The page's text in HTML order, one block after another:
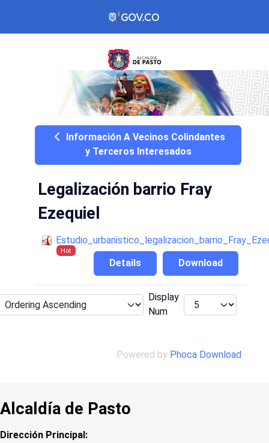
Información A Vecinos Colindantes
y Terceros Interesados
Legalización barrio Fray
Ezequiel
Hot
Download
Details
Display
Num
Powered by Phoca Download
Alcaldía de Pasto
Dirección Principal: